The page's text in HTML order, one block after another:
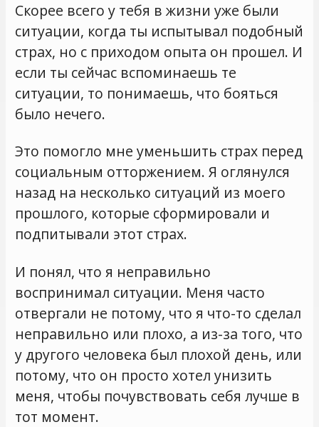
Скорее всего у тебя в жизни уже были
ситуации, когда ты испытывал подобный
страх, но с приходом опыта он прошел. И
если ты сейчас вспоминаешь те
ситуации, то понимаешь, что бояться
было нечего.
Это помогло мне уменьшить страх перед
социальным отторжением. Я оглянулся
назад на несколько ситуаций из моего
прошлого, которые сформировали и
подпитывали этот страх.
И понял, что я неправильно
воспринимал ситуации. Меня часто
отвергали не потому, что я что-то сделал
неправильно или плохо, а из-за того, что
у другого человека был плохой день, или
потому, что он просто хотел унизить
меня, чтобы почувствовать себя лучше в
тот момент.